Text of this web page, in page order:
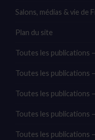
Salons, médias & vie de
Plan du site
Toutes les publications
Toutes les publications
Toutes les publications
Toutes les publications
Toutes les publications